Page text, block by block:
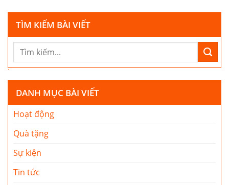
TÌM KIẾM BÀI VIẾT
DANH MỤC BÀI VIẾT
Hoạt động
Quà tặng
Sự kiện
Tin tức